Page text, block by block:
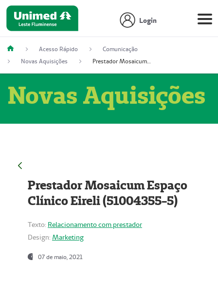
Login
Acesso Rápido
Comunicação
Novas Aquisições
Prestador Mosaicum Espaço Clínico Eireli (51004355-5)
Novas Aquisições
Prestador Mosaicum Espaço
Clínico Eireli (51004355-5)
Texto: Relacionamento com prestador
Design: Marketing
07 de maio, 2021